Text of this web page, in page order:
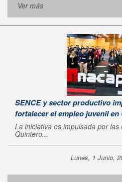
Ver más
SENCE y sector productivo
fortalecer el empleo juvenil
La iniciativa es impulsada por
Quintero...
Lunes, 1 Junio,